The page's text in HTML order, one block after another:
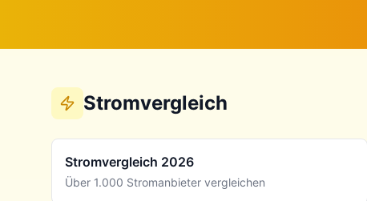
Stromvergleich
Stromvergleich 2026
Über 1.000 Stromanbieter vergleichen